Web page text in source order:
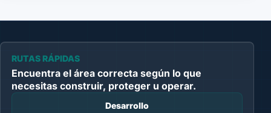
RUTAS RÁPIDAS
Encuentra el área correcta según lo que
necesitas construir, proteger u operar.
Desarrollo